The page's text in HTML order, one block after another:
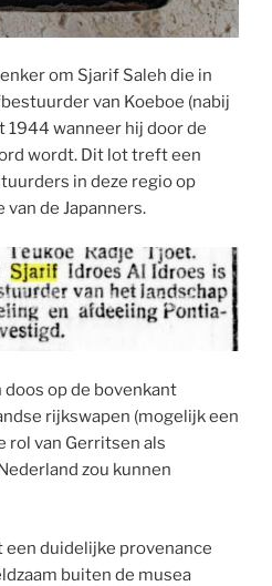
om Sjarif Saleh die in
van Koeboe (nabij
1944 wanneer hij door de
wordt. Dit lot treft een
in deze regio op
de Japanners.
op de bovenkant
rijkswapen (mogelijk een
rol van Gerritsen als
zou kunnen
duidelijke provenance
buiten de musea